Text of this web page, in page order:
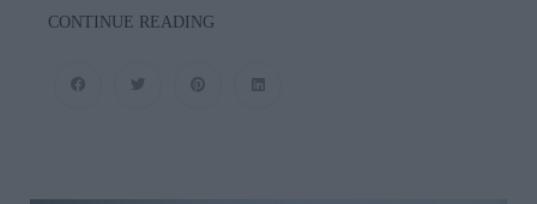
CONTINUE READING